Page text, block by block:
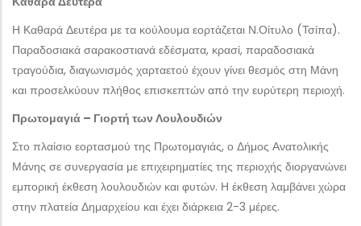
Η Καθαρά Δευτέρα με τα κούλουμα εορτάζεται Ν.Οίτυλο (Τσίπα).
Παραδοσιακά σαρακοστιανά εδέσματα, κρασί, παραδοσιακά
τραγούδια, διαγωνισμός χαρταετού έχουν γίνει θεσμός στη Μάνη
και προσελκύουν πλήθος επισκεπτών από την ευρύτερη περιοχή.
Πρωτομαγιά – Γιορτή των Λουλουδιών
Στο πλαίσιο εορτασμού της Πρωτομαγιάς, ο Δήμος Ανατολικής
Μάνης σε συνεργασία με επιχειρηματίες της περιοχής διοργανώνει
εμπορική έκθεση λουλουδιών και φυτών. Η έκθεση λαμβάνει χώρα
στην πλατεία Δημαρχείου και έχει διάρκεια 2-3 μέρες.